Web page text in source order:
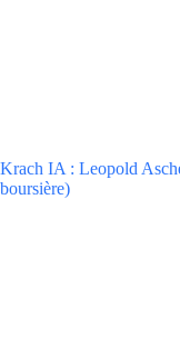
Krach IA : Leopold
boursière)